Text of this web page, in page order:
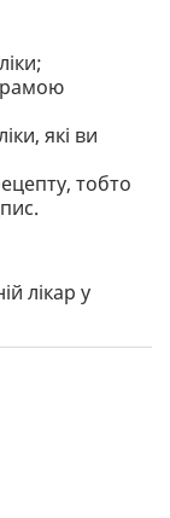
які ви
тобто
лікар у